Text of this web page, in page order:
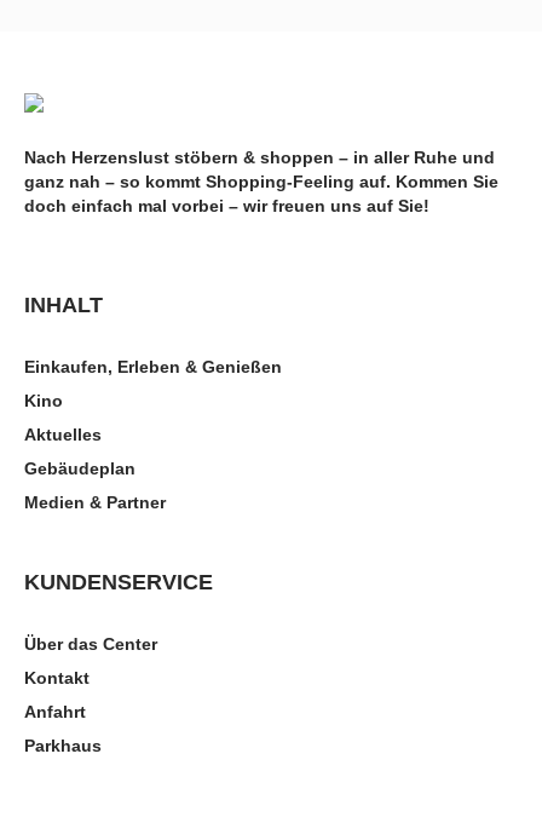
Nach Herzenslust stöbern & shoppen – in aller Ruhe und
ganz nah – so kommt Shopping-Feeling auf. Kommen Sie
doch einfach mal vorbei – wir freuen uns auf Sie!
INHALT
Einkaufen, Erleben & Genießen
Kino
Aktuelles
Gebäudeplan
Medien & Partner
KUNDENSERVICE
Über das Center
Kontakt
Anfahrt
Parkhaus